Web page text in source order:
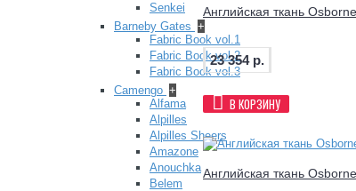
Senkei
Barneby Gates +
Fabric Book vol.1
Fabric Book vol.2
Fabric Book vol.3
Camengo +
Alfama
Alpilles
Alpilles Sheers
Amazone
Anouchka
Belem
Английская ткань
23 354 р.
В КОРЗИНУ
Английская ткань